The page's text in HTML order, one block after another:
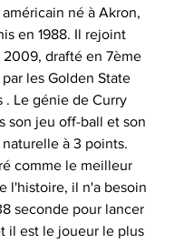
né à Akron,
en 1988. Il rejoint
2009, drafté en 7ème
les Golden State
. Le génie de Curry
son jeu off-ball et son
naturelle à 3 points.
comme le meilleur
l'histoire, il n'a besoin
seconde pour lancer
il est le joueur le plus